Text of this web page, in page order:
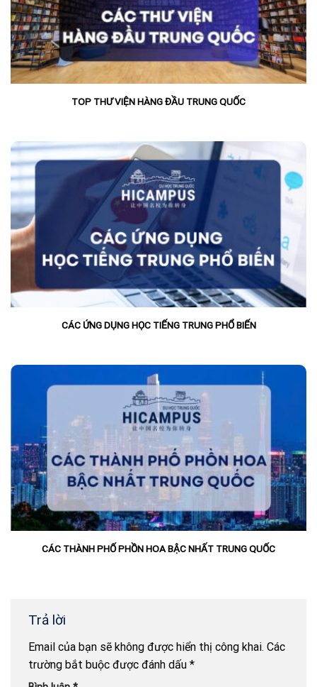
TOP THƯ VIỆN HÀNG ĐẦU TRUNG QUỐC
CÁC ỨNG DỤNG HỌC TIẾNG TRUNG PHỔ BIẾN
CÁC THÀNH PHỐ PHỒN HOA BẬC NHẤT TRUNG QUỐC
Trả lời
Email của bạn sẽ không được hiển thị công khai. Các
trường bắt buộc được đánh dấu *